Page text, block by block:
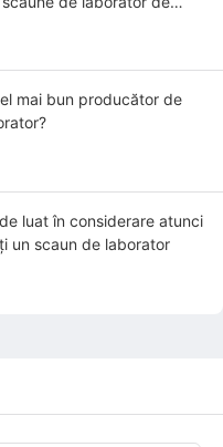
mai bun producător de
luat în considerare atunci
un scaun de laborator